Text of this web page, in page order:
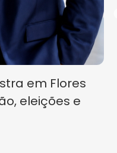
em Flores
eleições e